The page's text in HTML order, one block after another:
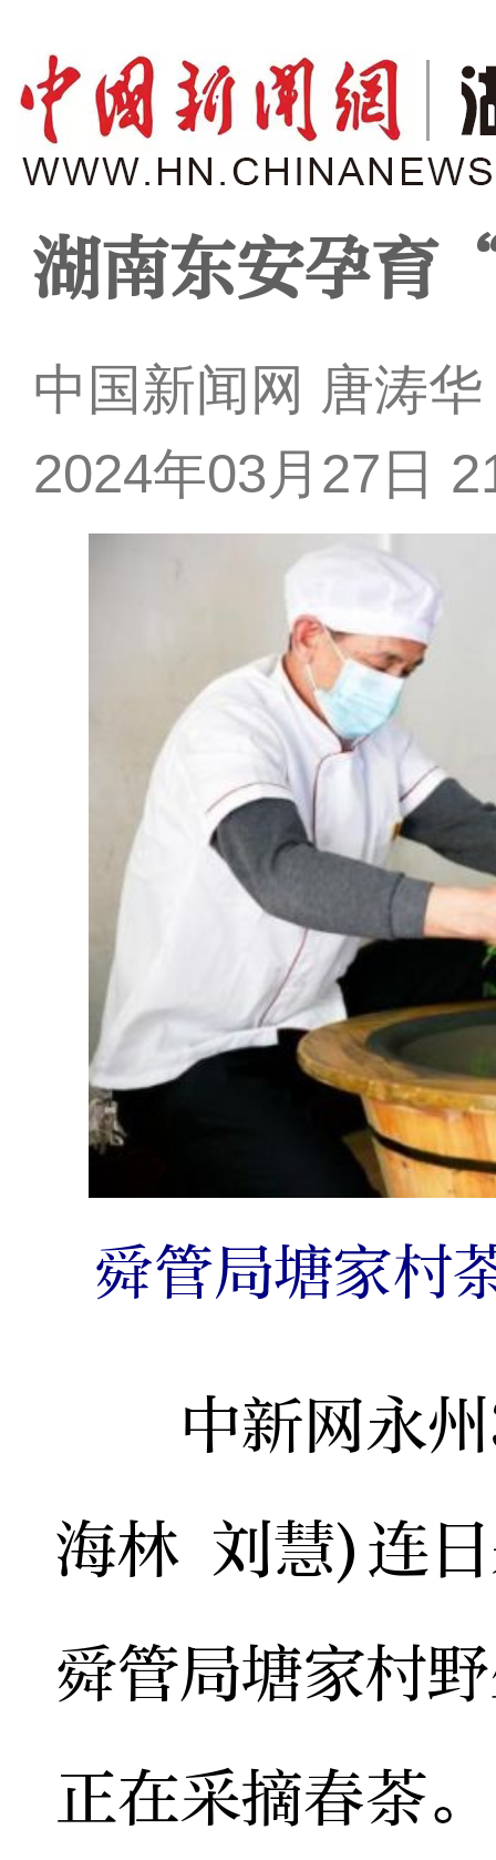
湖南东安孕育
中国新闻网 唐涛
2024年03月27日
舜管局塘家村
中新网永州
海林 刘慧)连
舜管局塘家村
正在采摘春茶。